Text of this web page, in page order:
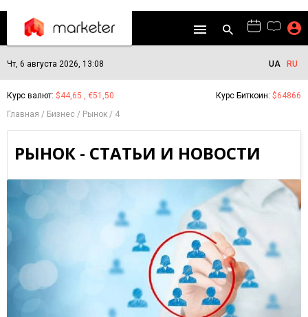
Чт, 6 августа 2026, 13:08 UA RU
Курс валют: $44,65 , €51,50 Курс Биткоин: $64866
Главная
Бизнес Рынок 4
РЫНОК - СТАТЬИ И НОВОСТИ